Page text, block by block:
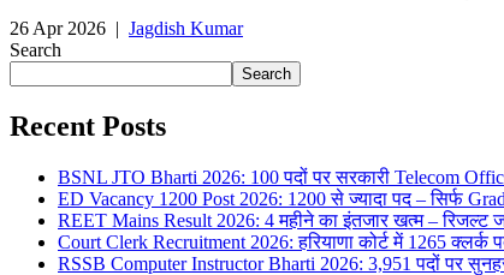
26 Apr 2026 | Jagdish Kumar
Search
Search
Recent Posts
BSNL JTO Bharti 2026: 100 पदों पर सरकारी Telecom
ED Vacancy 1200 Post 2026: 1200 से ज्यादा पद – सिर्फ
REET Mains Result 2026: 4 महीने का इंतजार खत्म – रिजल्ट
Court Clerk Recruitment 2026: हरियाणा कोर्ट में 1265 क्लर्क
RSSB Computer Instructor Bharti 2026: 3,951 पदों पर